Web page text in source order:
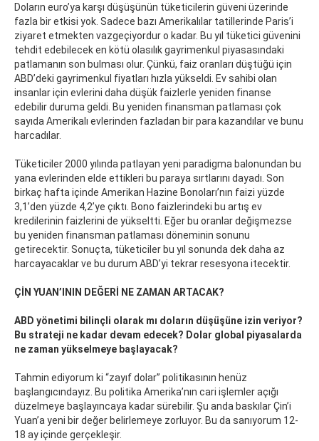
Doların euro’ya karşı düşüşünün tüketicilerin güveni üzerinde
fazla bir etkisi yok. Sadece bazı Amerikalılar tatillerinde Paris’i
ziyaret etmekten vazgeçiyordur o kadar. Bu yıl tüketici güvenini
tehdit edebilecek en kötü olasılık gayrimenkul piyasasındaki
patlamanın son bulması olur. Çünkü, faiz oranları düştüğü için
ABD’deki gayrimenkul fiyatları hızla yükseldi. Ev sahibi olan
insanlar için evlerini daha düşük faizlerle yeniden finanse
edebilir duruma geldi. Bu yeniden finansman patlaması çok
sayıda Amerikalı evlerinden fazladan bir para kazandılar ve bunu
harcadılar.
Tüketiciler 2000 yılında patlayan yeni paradigma balonundan bu
yana evlerinden elde ettikleri bu paraya sırtlarını dayadı. Son
birkaç hafta içinde Amerikan Hazine Bonoları’nın faizi yüzde
3,1’den yüzde 4,2’ye çıktı. Bono faizlerindeki bu artış ev
kredilerinin faizlerini de yükseltti. Eğer bu oranlar değişmezse
bu yeniden finansman patlaması döneminin sonunu
getirecektir. Sonuçta, tüketiciler bu yıl sonunda dek daha az
harcayacaklar ve bu durum ABD’yi tekrar resesyona itecektir.
ÇİN YUAN’ININ DEĞERİ NE ZAMAN ARTACAK?
ABD yönetimi bilinçli olarak mı doların düşüşüne izin veriyor?
Bu strateji ne kadar devam edecek? Dolar global piyasalarda
ne zaman yükselmeye başlayacak?
Tahmin ediyorum ki “zayıf dolar” politikasının henüz
başlangıcındayız. Bu politika Amerika’nın cari işlemler açığı
düzelmeye başlayıncaya kadar sürebilir. Şu anda baskılar Çin’i
Yuan’a yeni bir değer belirlemeye zorluyor. Bu da sanıyorum 12-
18 ay içinde gerçekleşir.